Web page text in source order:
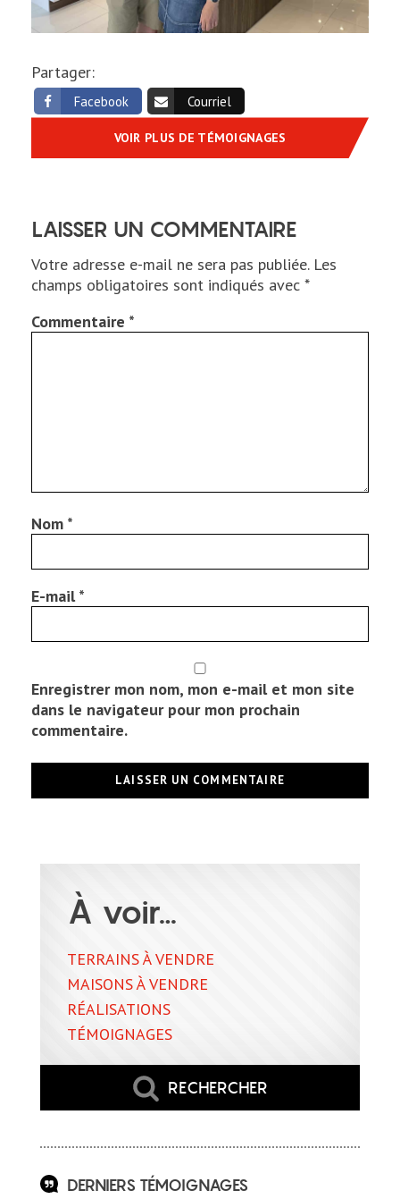
Partager:
Facebook Courriel
VOIR PLUS DE TÉMOIGNAGES
LAISSER UN COMMENTAIRE
Votre adresse e-mail ne sera pas publiée. Les
champs obligatoires sont indiqués avec *
Commentaire *
Nom *
E-mail*
Enregistrer mon nom, mon e-mail et mon site
dans le navigateur pour mon prochain
commentaire.
À voir…
TERRAINS À VENDRE
MAISONS À VENDRE
RÉALISATIONS
TÉMOIGNAGES
RECHERCHER
DERNIERS TÉMOIGNAGES